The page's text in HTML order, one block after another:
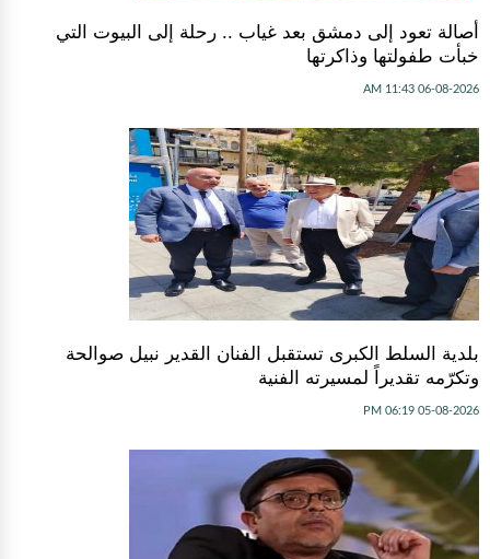
أصالة تعود إلى دمشق بعد غياب .. رحلة إلى البيوت التي
خبأت طفولتها وذاكرتها
06-08-2026 11:43 AM
بلدية السلط الكبرى تستقبل الفنان القدير نبيل صوالحة
وتكرّمه تقديراً لمسيرته الفنية
05-08-2026 06:19 PM